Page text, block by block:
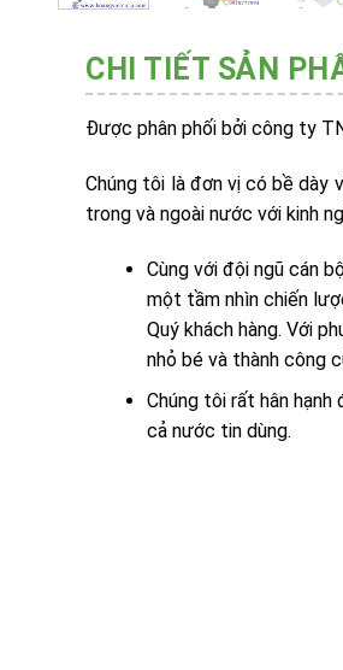
CHI TIẾT SẢN
Được phân phối bởi công ty
Chúng tôi là đơn vị có bề dày
trong và ngoài nước với kinh
Cùng với đội ngũ cán
một tầm nhìn chiến
Quý khách hàng. Với
nhỏ bé và thành công
Chúng tôi rất hân
cả nước tin dùng.